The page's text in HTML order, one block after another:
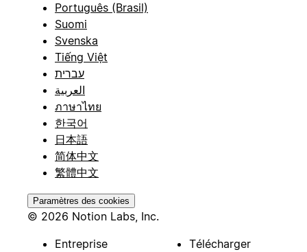
Português (Brasil)
Suomi
Svenska
Tiếng Việt
עברית
العربية
ภาษาไทย
한국어
日本語
简体中文
繁體中文
Paramètres des cookies
© 2026 Notion Labs, Inc.
Entreprise
Télécharger